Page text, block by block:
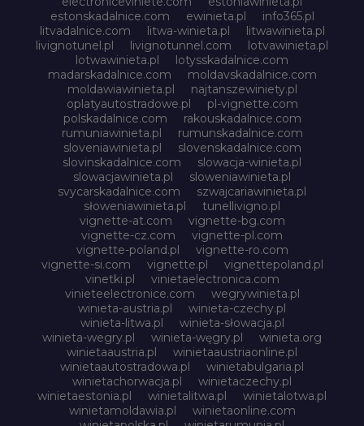
estonskadalnice.com
ewinieta.pl
info365.pl
litvadalnice.com
litwa-winieta.pl
litwawinieta.pl
livignotunel.pl
livignotunnel.com
lotvawinieta.pl
lotwawinieta.pl
lotysskadalnice.com
madarskadalnice.com
moldavskadalnice.com
moldawiawinieta.pl
najtanszewiniety.pl
oplatyautostradowe.pl
pl-vignette.com
polskadalnice.com
rakouskadalnice.com
rumuniawinieta.pl
rumunskadalnice.com
sloveniawinieta.pl
slovenskadalnice.com
slovinskadalnice.com
slowacja-winieta.pl
slowacjawinieta.pl
sloweniawinieta.pl
svycarskadalnice.com
szwajcariawinieta.pl
słoweniawinieta.pl
tunellivigno.pl
vignette-at.com
vignette-bg.com
vignette-cz.com
vignette-pl.com
vignette-poland.pl
vignette-ro.com
vignette-si.com
vignette.pl
vignettepoland.pl
vinetki.pl
vinietaelectronica.com
vinieteelectronice.com
wegrywinieta.pl
winieta-austria.pl
winieta-czechy.pl
winieta-litwa.pl
winieta-słowacja.pl
winieta-wegry.pl
winieta-węgry.pl
winieta.org
winietaaustria.pl
winietaaustriaonline.pl
winietaautostradowa.pl
winietabulgaria.pl
winietachorwacja.pl
winietaczechy.pl
winietaestonia.pl
winietalitwa.pl
winietalotwa.pl
winietamoldawia.pl
winietaonline.com